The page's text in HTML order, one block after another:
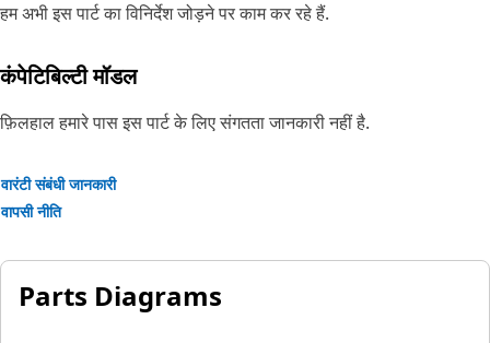
हम अभी इस पार्ट का विनिर्देश जोड़ने पर काम कर रहे हैं.
कंपेटिबिल्टी मॉडल
फ़िलहाल हमारे पास इस पार्ट के लिए संगतता जानकारी नहीं है.
वारंटी संबंधी जानकारी
वापसी नीति
Parts Diagrams